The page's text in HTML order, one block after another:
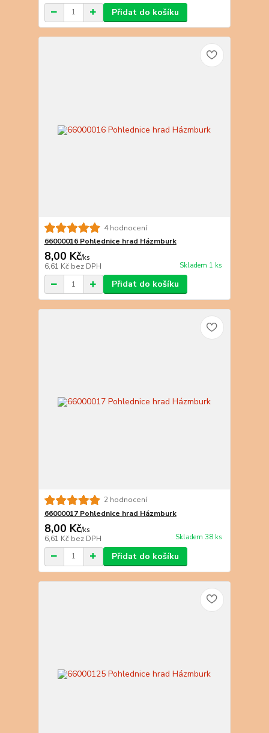
Přidat do košíku
4 hodnocení
66000016 Pohlednice hrad Házmburk
8,00 Kč/ks
6,61 Kč bez DPH Skladem 1 ks
Přidat do košíku
2 hodnocení
66000017 Pohlednice hrad Házmburk
8,00 Kč/ks
6,61 Kč bez DPH Skladem 38 ks
Přidat do košíku